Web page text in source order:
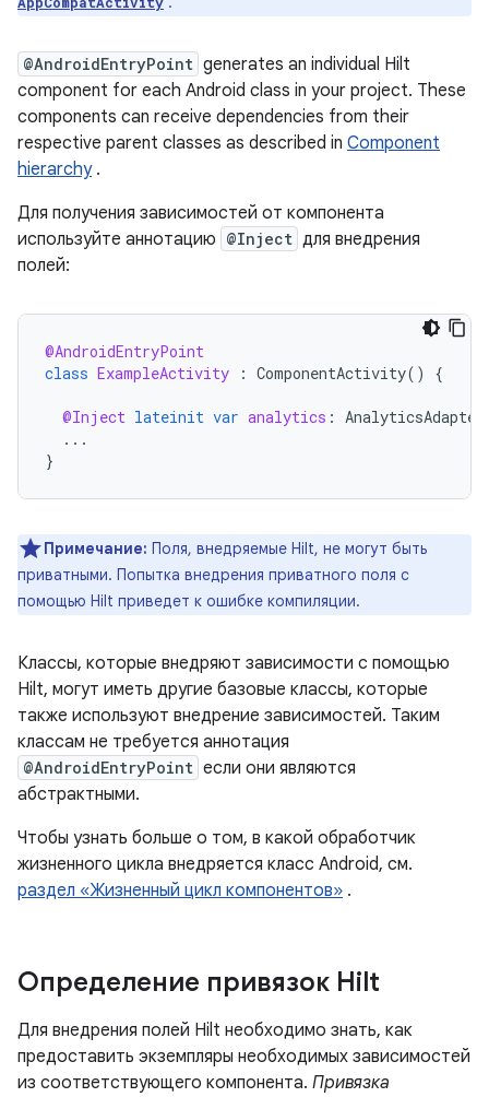
@AndroidEntryPoint generates an individual Hilt
component for each Android class in your project. These
components can receive dependencies from their
respective parent classes as described in Component
hierarchy.
Для получения зависимостей от компонента
используйте аннотацию @Inject для внедрения
полей:
@AndroidEntryPoint
class ExampleActivity : ComponentActivity() {
@Inject lateinit var analytics : AnalyticsAdapter
...
}
Примечание: Поля, внедряемые Hilt, не могут быть
приватными. Попытка внедрения приватного поля с
помощью Hilt приведет к ошибке компиляции.
Классы, которые внедряют зависимости с помощью
Hilt, могут иметь другие базовые классы, которые
также используют внедрение зависимостей. Таким
классам не требуется аннотация
@AndroidEntryPoint если они являются
абстрактными.
Чтобы узнать больше о том, в какой обработчик
жизненного цикла внедряется класс Android, см.
раздел «Жизненный цикл компонентов» .
Определение привязок Hilt
Для внедрения полей Hilt необходимо знать, как
предоставить экземпляры необходимых зависимостей
из соответствующего компонента. Привязка